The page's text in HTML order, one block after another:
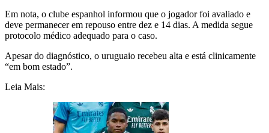
Em nota, o clube espanhol informou que o jogador foi avaliado e
deve permanecer em repouso entre dez e 14 dias. A medida segue
protocolo médico adequado para o caso.
Apesar do diagnóstico, o uruguaio recebeu alta e está clinicamente
“em bom estado”.
Leia Mais: